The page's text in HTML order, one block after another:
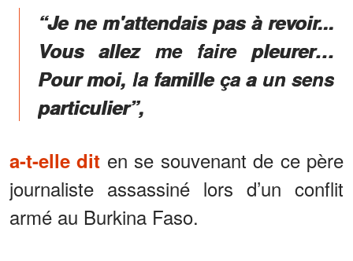
“Je ne m'attendais pas à revoir...
Vous allez me faire pleurer…
Pour moi, la famille ça a un sens
particulier”,
a-t-elle dit en se souvenant de ce père
journaliste assassiné lors d’un conflit
armé au Burkina Faso.